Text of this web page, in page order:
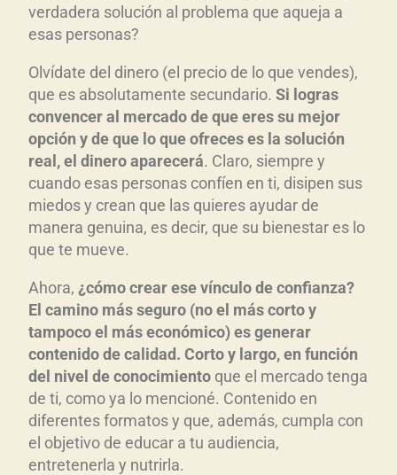
verdadera solución al problema que aqueja a
esas personas?
Olvídate del dinero (el precio de lo que vendes),
que es absolutamente secundario. Si logras
convencer al mercado de que eres su mejor
opción y de que lo que ofreces es la solución
real, el dinero aparecerá. Claro, siempre y
cuando esas personas confíen en ti, disipen sus
miedos y crean que las quieres ayudar de
manera genuina, es decir, que su bienestar es lo
que te mueve.
Ahora, ¿cómo crear ese vínculo de confianza?
El camino más seguro (no el más corto y
tampoco el más económico) es generar
contenido de calidad. Corto y largo, en función
del nivel de conocimiento que el mercado tenga
de ti, como ya lo mencioné. Contenido en
diferentes formatos y que, además, cumpla con
el objetivo de educar a tu audiencia,
entretenerla y nutrirla.